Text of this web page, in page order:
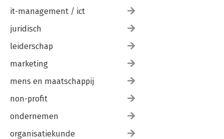
it-management / ict
juridisch
leiderschap
marketing
mens en maatschappij
non-profit
ondernemen
organisatiekunde